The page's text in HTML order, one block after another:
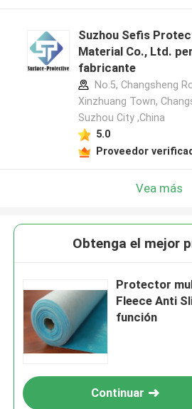
Suzhou Sefis
Material Co., Ltd.
fabricante
No.5, Changsheng
Xinzhuang Town,
Suzhou City ,China
5.0
Proveedor
Vea más
Obtenga el mejor
Protector
Fleece Anti
función
Continuar